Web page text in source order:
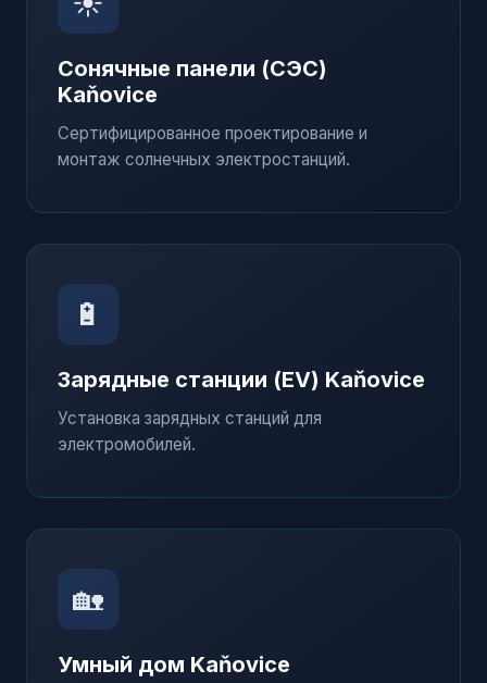
Сонячные панели (СЭС)
Kaňovice
Сертифицированное проектирование и
монтаж солнечных электростанций.
🔋
Зарядные станции (EV) Kaňovice
Установка зарядных станций для
электромобилей.
🏡
Умный дом Kaňovice